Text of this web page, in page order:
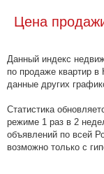
Цена
Данный индекс
по продаже квартир
данные других
Статистика
режиме 1 раз в 2
объявлений по всей
возможно только с